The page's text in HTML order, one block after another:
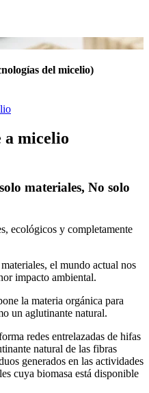
del micelio)
a micelio
materiales, No solo
ecológicos y completamente
el mundo actual nos
impacto ambiental.
la materia orgánica para
un aglutinante natural.
redes entrelazadas de hifas
natural de las fibras
generados en las actividades
cuya biomasa está disponible